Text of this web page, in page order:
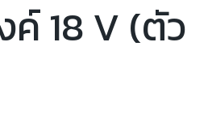
ค์ 18 V (ตัว